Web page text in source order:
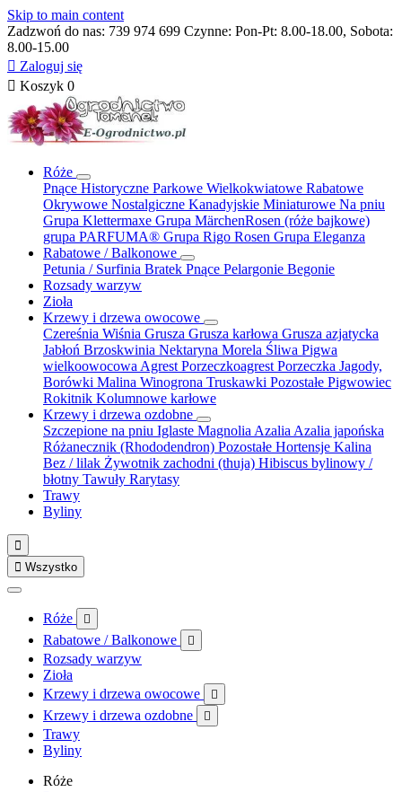
Skip to main content
Zadzwoń do nas: 739 974 699 Czynne: Pon-Pt: 8.00-18.00, Sobota:
8.00-15.00
 Zaloguj się
 Koszyk 0
Róże
Pnące Historyczne Parkowe Wielkokwiatowe Rabatowe
Okrywowe Nostalgiczne Kanadyjskie Miniaturowe Na pniu
Grupa Klettermaxe Grupa MärchenRosen (róże bajkowe)
grupa PARFUMA® Grupa Rigo Rosen Grupa Eleganza
Rabatowe / Balkonowe
Petunia / Surfinia Bratek Pnące Pelargonie Begonie
Rozsady warzyw
Zioła
Krzewy i drzewa owocowe
Czereśnia Wiśnia Grusza Grusza karłowa Grusza azjatycka
Jabłoń Brzoskwinia Nektaryna Morela Śliwa Pigwa
wielkoowocowa Agrest Porzeczkoagrest Porzeczka Jagody,
Borówki Malina Winogrona Truskawki Pozostałe Pigwowiec
Rokitnik Kolumnowe karłowe
Krzewy i drzewa ozdobne
Szczepione na pniu Iglaste Magnolia Azalia Azalia japońska
Różanecznik (Rhododendron) Pozostałe Hortensje Kalina
Bez / lilak Żywotnik zachodni (thuja) Hibiscus bylinowy /
błotny Tawuły Rarytasy
Trawy
Byliny

 Wszystko
Róże 
Rabatowe / Balkonowe 
Rozsady warzyw
Zioła
Krzewy i drzewa owocowe

Krzewy i drzewa ozdobne 
Trawy
Byliny
Róże